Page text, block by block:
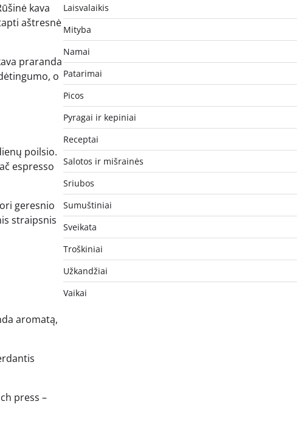
kava
aštresnė
praranda
o
poilsio.
espresso
geresnio
straipsnis
aromatą,
press –
Laisvalaikis
Mityba
Namai
Patarimai
Picos
Pyragai ir kepiniai
Receptai
Salotos ir mišrainės
Sriubos
Sumuštiniai
Sveikata
Troškiniai
Užkandžiai
Vaikai